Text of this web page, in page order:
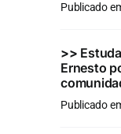
Publicado
>>
Ernesto
Publicado